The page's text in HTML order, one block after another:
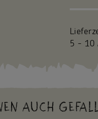
5 - 10
AUCH